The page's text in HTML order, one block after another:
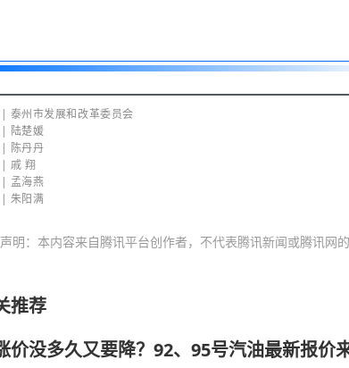
| 泰州市发展和改革委员会
陆楚媛
陈丹丹
戚 翔
孟海燕
朱阳满
明：本内容来自腾讯平台创作者，不代表腾讯新闻或腾讯网的
推荐
价没多久又要降？92、95号汽油最新报价来